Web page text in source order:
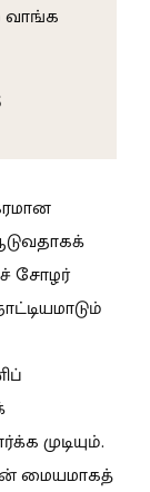
வாங்க
சோழர்
முடியும்.
மையமாகத்